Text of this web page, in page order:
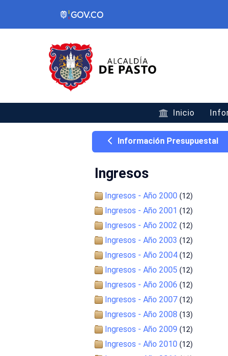
Inicio
Información Presupuestal
Ingresos
Ingresos - Año 2000 (12)
Ingresos - Año 2001 (12)
Ingresos - Año 2002 (12)
Ingresos - Año 2003 (12)
Ingresos - Año 2004 (12)
Ingresos - Año 2005 (12)
Ingresos - Año 2006 (12)
Ingresos - Año 2007 (12)
Ingresos - Año 2008 (13)
Ingresos - Año 2009 (12)
Ingresos - Año 2010 (12)